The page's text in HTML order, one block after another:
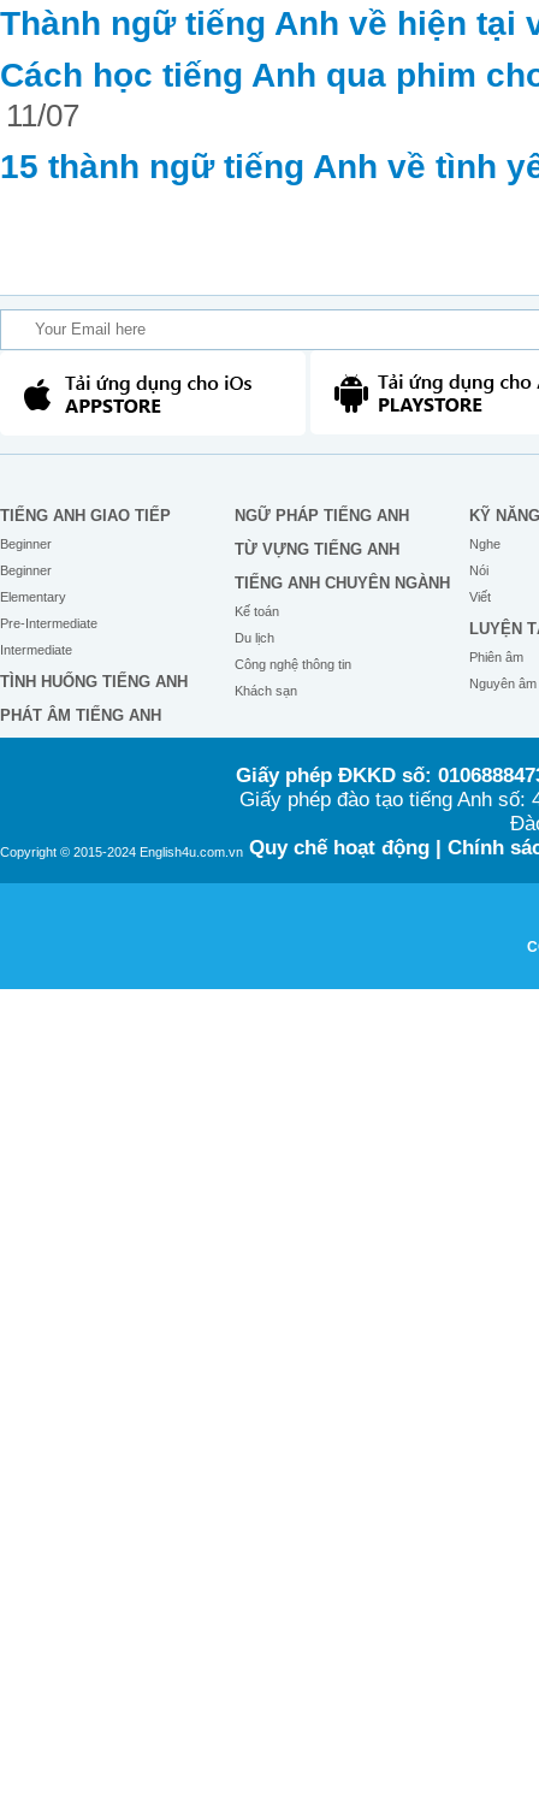
Thành ngữ tiếng Anh về hiện tại
Cách học tiếng Anh qua phim
11/07
15 thành ngữ tiếng Anh về tình
TIẾNG ANH GIAO TIẾP
Beginner
Beginner
Elementary
Pre-Intermediate
Intermediate
TÌNH HUỐNG TIẾNG ANH
PHÁT ÂM TIẾNG ANH
NGỮ PHÁP TIẾNG ANH
TỪ VỰNG TIẾNG ANH
TIẾNG ANH CHUYÊN NGÀNH
Kế toán
Du lịch
Công nghệ thông tin
Khách sạn
KỸ NĂNG
Nghe
Nói
Viết
LUYỆN
Phiên âm
Nguyên âm
Copyright © 2015-2024 English4u.com.vn
Giấy phép ĐKKD số:
Giấy phép đào tạo tiếng Anh
Quy chế hoạt động| Chính